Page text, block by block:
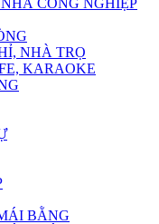
CÔNG NGHIỆP
NHÀ TRỌ
KARAOKE
BẰNG